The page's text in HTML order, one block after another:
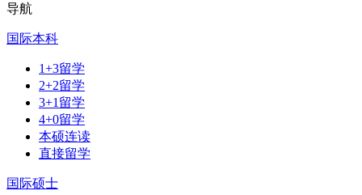
导航
国际本科
1+3留学
2+2留学
3+1留学
4+0留学
本硕连读
直接留学
国际硕士